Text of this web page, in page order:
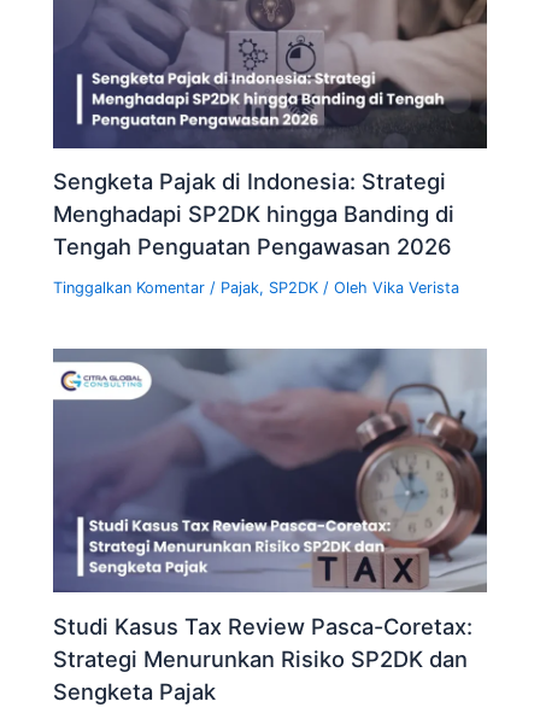
Sengketa Pajak di Indonesia: Strategi
Menghadapi SP2DK hingga Banding di
Tengah Penguatan Pengawasan 2026
Tinggalkan Komentar / Pajak, SP2DK / OlehVika Verista
Studi Kasus Tax Review Pasca-Coretax:
Strategi Menurunkan Risiko SP2DK dan
Sengketa Pajak